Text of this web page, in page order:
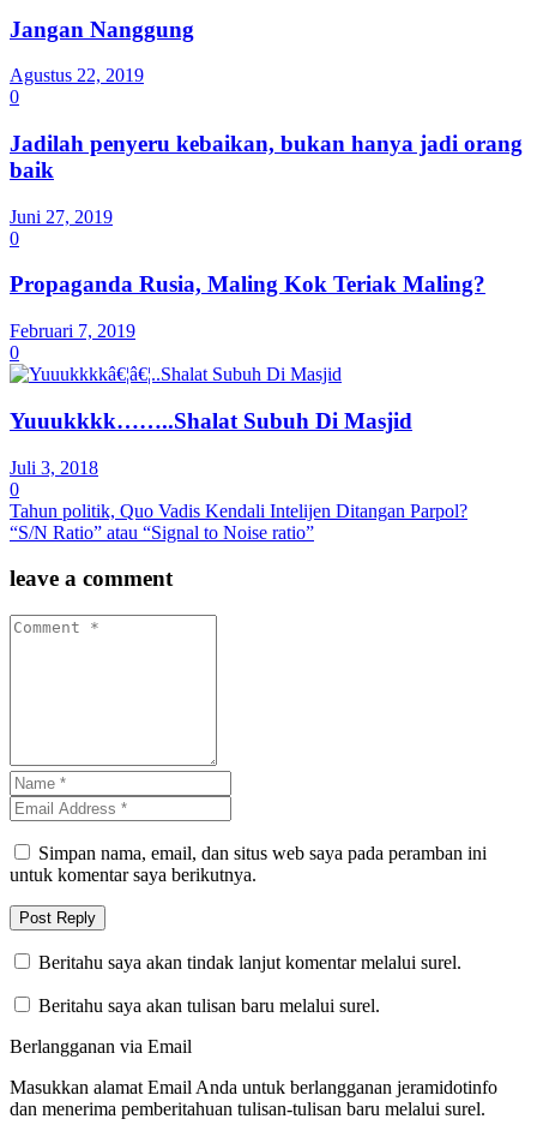
Jangan Nanggung
Agustus 22, 2019
0
Jadilah penyeru kebaikan, bukan hanya jadi orang
baik
Juni 27, 2019
0
Propaganda Rusia, Maling Kok Teriak Maling?
Februari 7, 2019
0
Yuuukkkk……..Shalat Subuh Di Masjid
Juli 3, 2018
0
Tahun politik, Quo Vadis Kendali Intelijen Ditangan Parpol?
“S/N Ratio” atau “Signal to Noise ratio”
leave a comment
Simpan nama, email, dan situs web saya pada peramban ini
untuk komentar saya berikutnya.
Beritahu saya akan tindak lanjut komentar melalui surel.
Beritahu saya akan tulisan baru melalui surel.
Berlangganan via Email
Masukkan alamat Email Anda untuk berlangganan jeramidotinfo
dan menerima pemberitahuan tulisan-tulisan baru melalui surel.